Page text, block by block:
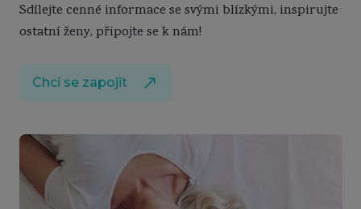
Sdílejte cenné informace se svými blízkými, inspirujte
ostatní ženy, připojte se k nám!
Chci se zapojit